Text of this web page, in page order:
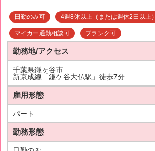
日勤のみ可 4週8休以上（または週休2日以上）
マイカー通勤相談可 ブランク可
勤務地/アクセス
千葉県鎌ヶ谷市
新京成線「鎌ケ谷大仏駅」徒歩7分
雇用形態
パート
勤務形態